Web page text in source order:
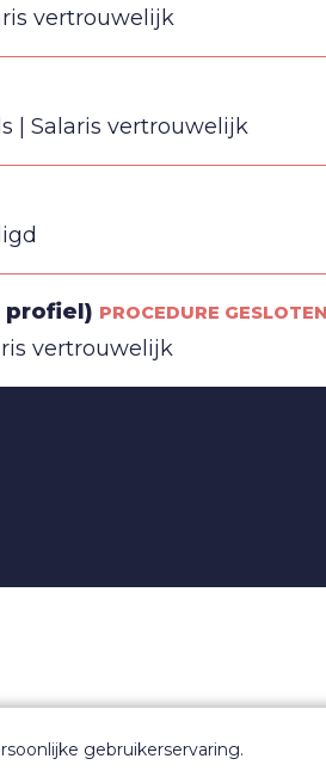
vertrouwelijk
Salaris vertrouwelijk
profiel) PROCEDURE GESLOTEN
vertrouwelijk
gebruikerservaring.